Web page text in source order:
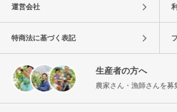
運営会社
特商法に基づく表記
生産者の方へ
農家さん・漁師さんを募